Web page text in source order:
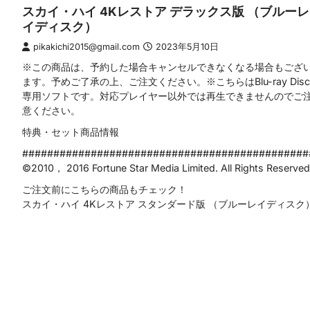
スカイ・ハイ 4Kレストア デラックス版 （ブルーレ
イディスク）
pikakichi2015@gmail.com 2023年5月10日
※この商品は、予約した場合キャンセルできなくなる場合もござ
ます。予めご了承の上、ご注文ください。※こちらはBlu-ray Disc
専用ソフトです。対応プレイヤー以外では再生できませんのでご
意ください。
特典・セット商品情報
©2010， 2016 Fortune Star Media Limited. All Rights
ご注文前にこちらの商品もチェック！
スカイ・ハイ 4Kレストア スタンダード版 （ブルーレイディスク）